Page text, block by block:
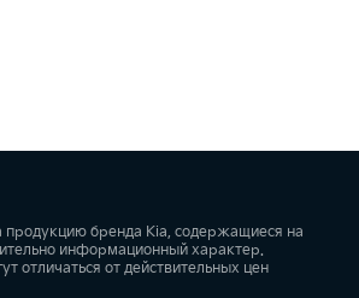
продукцию бренда Kia, содержащиеся на
информационный характер.
отличаться от действительных цен